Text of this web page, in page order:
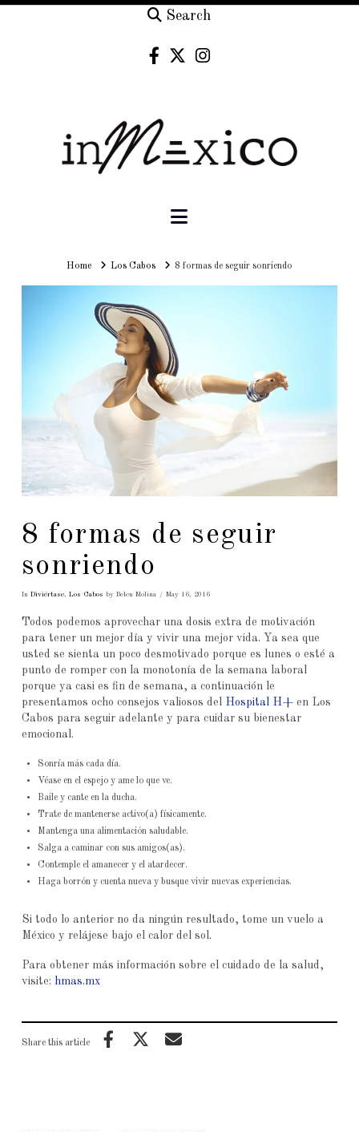
Search
Navigation
HomeHomeLos Cabos 8 formas de seguir sonriendo
8 formas de seguir
sonriendo
In Diviértase, Los Cabos by Belen Molina May 16, 2016
Todos podemos aprovechar una dosis extra de motivación
para tener un mejor día y vivir una mejor vida. Ya sea que
usted se sienta un poco desmotivado porque es lunes o esté a
punto de romper con la monotonía de la semana laboral
porque ya casi es fin de semana, a continuación le
presentamos ocho consejos valiosos del
Hospital H+en Los
Cabos para seguir adelante y para cuidar su bienestar
emocional.
Sonría más cada día.
Véase en el espejo y ame lo que ve.
Baile y cante en la ducha.
Trate de mantenerse activo(a) físicamente.
Mantenga una alimentación saludable.
Salga a caminar con sus amigos(as).
Contemple el amanecer y el atardecer.
Haga borrón y cuenta nueva y busque vivir nuevas experiencias.
Si todo lo anterior no da ningún resultado, tome un vuelo a
México y relájese bajo el calor del sol.
Para obtener más información sobre el cuidado de la salud,
visite: hmas.mx
Share this article